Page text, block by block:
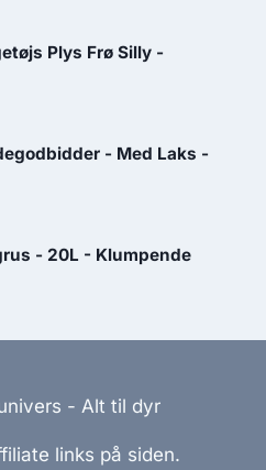
kr..
Plys Frø Silly -
- Med Laks -
- 20L - Klumpende
- Alt til dyr
links på siden.